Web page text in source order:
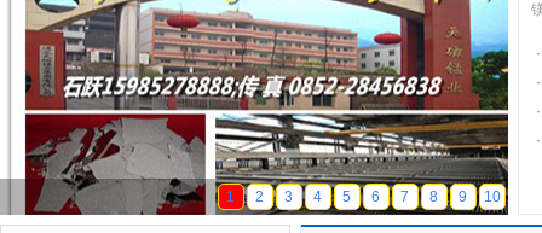
天磁锰业
1 2 3 4 5 6 7 8 9 10
·
·
·
·